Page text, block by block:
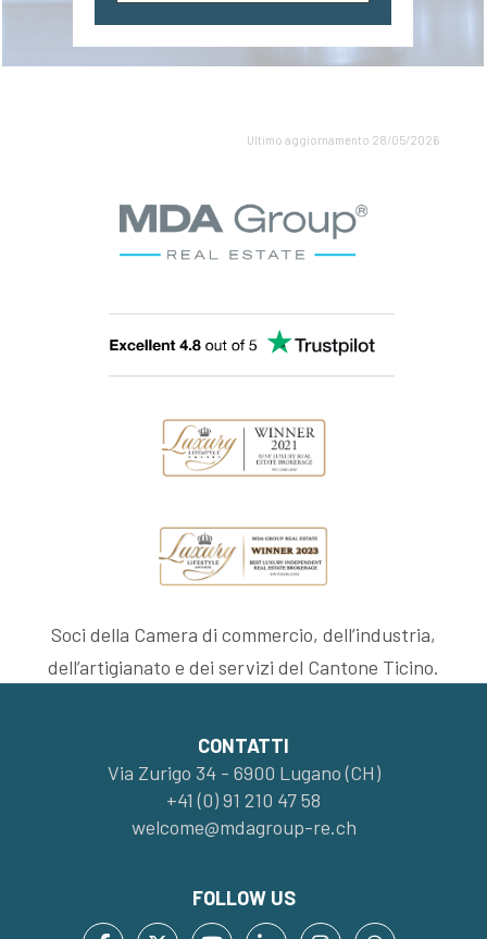
Ultimo aggiornamento 28/05/2026
Soci della Camera di commercio, dell’industria,
dell’artigianato e dei servizi del Cantone Ticino.
CONTATTI
Via Zurigo 34 - 6900 Lugano (CH)
+41 (0) 91 210 47 58
welcome@mdagroup-re.ch
FOLLOW US